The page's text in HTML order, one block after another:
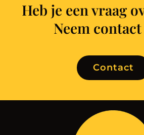
Heb je een vraag
Neem
Contact